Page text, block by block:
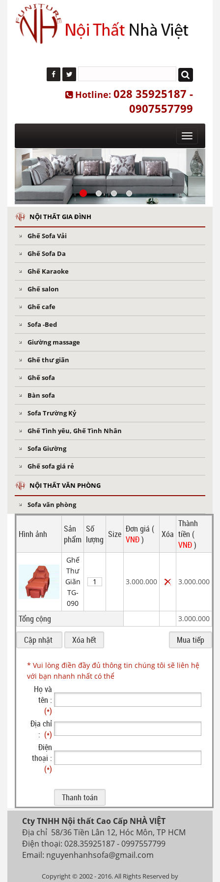
Hotline: 028 35925187 -
0907557799
Toggle
NỘI THẤT GIA ĐÌNH
Ghế Sofa Vải
Ghế Sofa Da
Ghế Karaoke
Ghế salon
Ghế cafe
Sofa -Bed
Giường massage
Ghế thư giãn
Ghế sofa
Bàn sofa
Sofa Trường Kỷ
Ghế Tình yêu, Ghế Tình Nhân
Sofa Giường
Ghế sofa giá rẻ
NỘI THẤT VĂN PHÒNG
Sofa văn phòng
Hình ảnh
Sản
phẩm
Số
lượng Size Đơn giá (
VNĐ) Xóa
Thành
tiền (
VNĐ)
Ghế
Thư
Giãn
TG-
090
3.000.000 3.000.000
Tổng cộng 3.000.000
* Vui lòng điền đầy đủ thông tin chúng tôi sẽ liên hệ
với bạn nhanh nhất có thể
Họ và
tên :
(*)
Địa chỉ
: (*)
Điện
thoại :
(*)
Cty TNHH Nội thất Cao Cấp NHÀ VIỆT
Địa chỉ 58/36 Tiền Lân 12, Hóc Môn, TP HCM
Điện thoại: 028.35925187 - 0997557799
Email: nguyenhanhsofa@gmail.com
Copyright © 2002 - 2016. All Rights Reserved by